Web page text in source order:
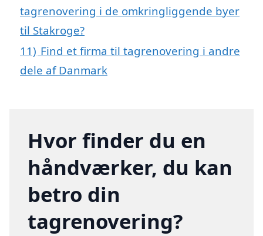
tagrenovering i de omkringliggende byer
til Stakroge?
11) Find et firma til tagrenovering i andre
dele af Danmark
Hvor finder du en
håndværker, du kan
betro din
tagrenovering?